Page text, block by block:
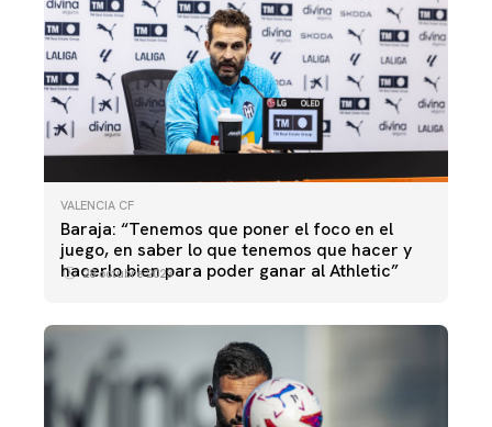
VALENCIA CF
Baraja: “Tenemos que poner el foco en el
juego, en saber lo que tenemos que hacer y
hacerlo bien para poder ganar al Athletic”
28 octubre 2023